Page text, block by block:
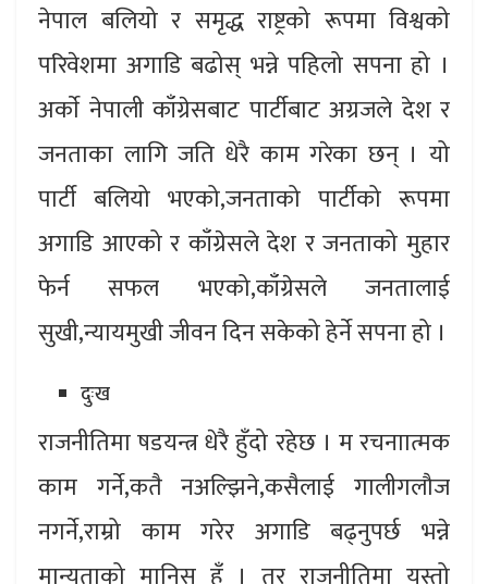
नेपाल बलियो र समृद्ध राष्ट्रको रूपमा विश्वको
परिवेशमा अगाडि बढोस् भन्ने पहिलो सपना हो ।
अर्काे नेपाली काँग्रेसबाट पार्टीबाट अग्रजले देश र
जनताका लागि जति धेरै काम गरेका छन् । यो
पार्टी बलियो भएको,जनताको पार्टीको रूपमा
अगाडि आएको र काँग्रेसले देश र जनताको मुहार
फेर्न सफल भएको,काँग्रेसले जनतालाई
सुखी,न्यायमुखी जीवन दिन सकेको हेर्ने सपना हो ।
दुःख
राजनीतिमा षडयन्त्र धेरै हुँदो रहेछ । म रचनाात्मक
काम गर्ने,कतै नअल्झिने,कसैलाई गालीगलौज
नगर्ने,राम्रो काम गरेर अगाडि बढ्नुपर्छ भन्ने